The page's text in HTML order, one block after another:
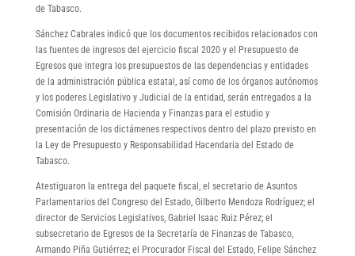
de Tabasco.
Sánchez Cabrales indicó que los documentos recibidos relacionados con
las fuentes de ingresos del ejercicio fiscal 2020 y el Presupuesto de
Egresos que integra los presupuestos de las dependencias y entidades
de la administración pública estatal, así como de los órganos autónomos
y los poderes Legislativo y Judicial de la entidad, serán entregados a la
Comisión Ordinaria de Hacienda y Finanzas para el estudio y
presentación de los dictámenes respectivos dentro del plazo previsto en
la Ley de Presupuesto y Responsabilidad Hacendaria del Estado de
Tabasco.
Atestiguaron la entrega del paquete fiscal, el secretario de Asuntos
Parlamentarios del Congreso del Estado, Gilberto Mendoza Rodríguez; el
director de Servicios Legislativos, Gabriel Isaac Ruiz Pérez; el
subsecretario de Egresos de la Secretaría de Finanzas de Tabasco,
Armando Piña Gutiérrez; el Procurador Fiscal del Estado, Felipe Sánchez